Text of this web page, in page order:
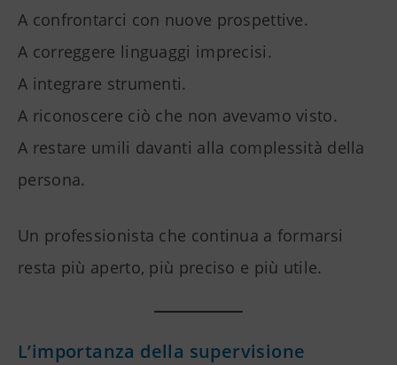
A confrontarci con nuove prospettive.
A correggere linguaggi imprecisi.
A integrare strumenti.
A riconoscere ciò che non avevamo visto.
A restare umili davanti alla complessità della
persona.
Un professionista che continua a formarsi
resta più aperto, più preciso e più utile.
L’importanza della supervisione